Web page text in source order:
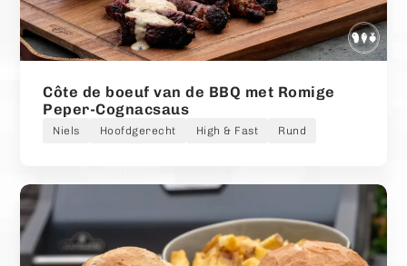
Côte de boeuf van de BBQ met Romige
Peper-Cognacsaus
Niels Hoofdgerecht High & Fast Rund